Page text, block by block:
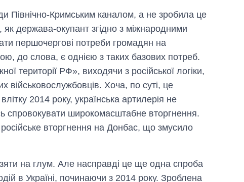
Північно-Кримським каналом, а не зробила це
як держава-окупант згідно з міжнародними
першочергові потреби громадян на
до слова, є однією з таких базових потреб.
території РФ», виходячи з російської логіки,
військовослужбовців. Хоча, по суті, це
2014 року, українська артилерія не
спровокувати широкомасштабне вторгнення.
вторгнення на Донбас, що змусило
на глум. Але насправді це ще одна спроба
в Україні, починаючи з 2014 року. Зроблена